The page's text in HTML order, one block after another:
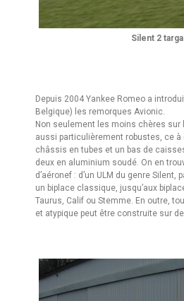
Silent 2 targa
Depuis 2004 Yankee Romeo a
Belgique) les remorques Avionic.
Non seulement les moins chères sur
aussi particulièrement robustes, ce à
châssis en tubes et un bas de
deux en aluminium soudé. On en
d’aéronef : d’un ULM du genre Silent,
un biplace classique, jusqu’aux
Taurus, Calif ou Stemme. En outre,
et atypique peut être construite sur